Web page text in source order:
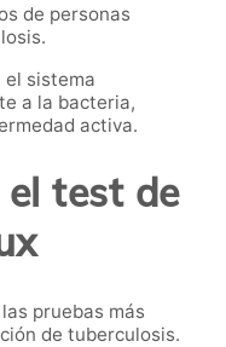
de personas
el sistema
a la bacteria,
activa.
test de
pruebas más
de tuberculosis.